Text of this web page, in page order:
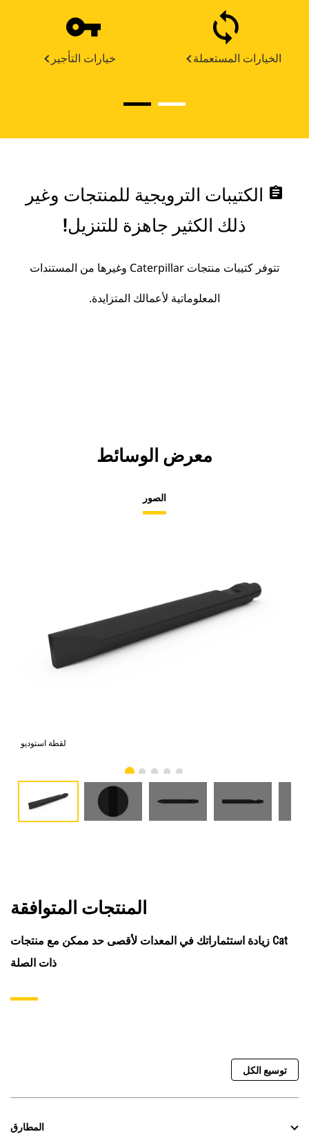
خيارات التأجير الخيارات المستعملة
assignment الكتيبات الترويجية للمنتجات وغير
ذلك الكثير جاهزة للتنزيل!
تتوفر كتيبات منتجات Caterpillar وغيرها من المستندات
المعلوماتية لأعمالك المتزايدة.
معرض الوسائط
الصور
لقطة استوديو
المنتجات المتوافقة
زيادة استثماراتك في المعدات لأقصى حد ممكن مع منتجات Cat
ذات الصلة
توسيع الكل
المطارق